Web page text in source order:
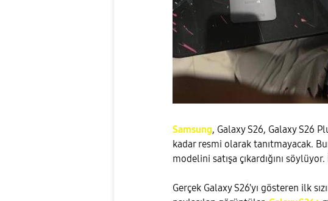
Samsung, Galaxy S26, Galaxy S26
kadar resmi olarak tanıtmayacak.
modelini satışa çıkardığını
Gerçek Galaxy S26'yı gösteren ilk